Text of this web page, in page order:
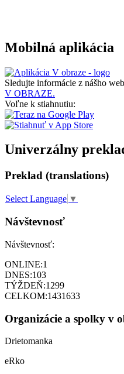
Mobilná aplikácia
Sledujte informácie z nášho
V OBRAZE.
Voľne k stiahnutiu:
Univerzálny
Preklad (translations)
Select Language ▼
Návštevnosť
Návštevnosť:
ONLINE:1
DNES:103
TÝŽDEŇ:1299
CELKOM:1431633
Organizácie a spolky v
Drietomanka
eRko